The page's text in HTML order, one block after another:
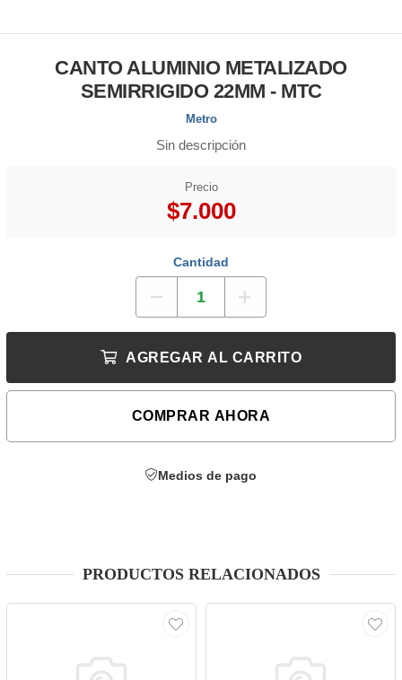
CANTO ALUMINIO METALIZADO
SEMIRRIGIDO 22MM - MTC
Metro
Sin descripción
Precio
$7.000
Cantidad
AGREGAR AL CARRITO
COMPRAR AHORA
Medios de pago
PRODUCTOS RELACIONADOS